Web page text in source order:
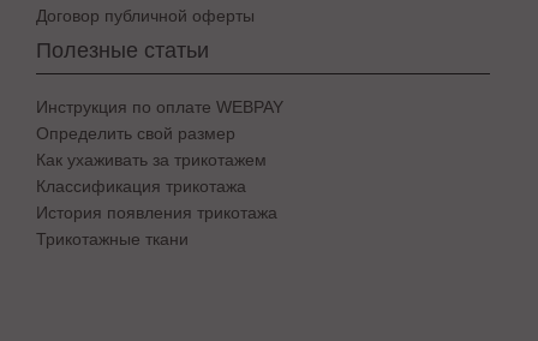
Договор публичной оферты
Полезные статьи
Инструкция по оплате WEBPAY
Определить свой размер
Как ухаживать за трикотажем
Классификация трикотажа
История появления трикотажа
Трикотажные ткани